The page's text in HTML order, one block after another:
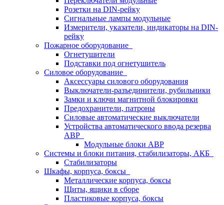
Розетки на DIN-рейку
Сигнальные лампы модульные
Измерители, указатели, индикаторы на DIN-
рейку
Пожарное оборудование
Огнетушители
Подставки под огнетушитель
Силовое оборудование
Аксессуары силового оборудования
Выключатели-разъединители, рубильники
Замки и ключи магнитной блокировки
Предохранители, патроны
Силовые автоматические выключатели
Устройства автоматического ввода резерва
АВР
Модульные блоки АВР
Системы и блоки питания, стабилизаторы, АКБ
Стабилизаторы
Шкафы, корпуса, боксы
Металлические корпуса, боксы
Щиты, ящики в сборе
Пластиковые корпуса, боксы